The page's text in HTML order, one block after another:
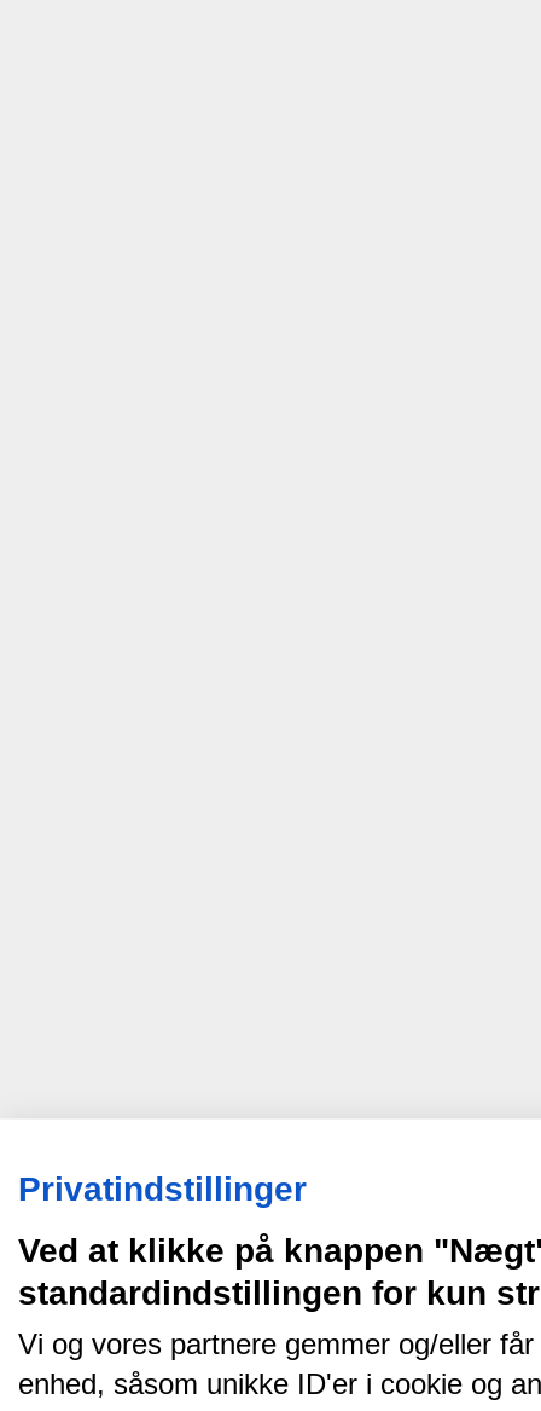
Privatindstillinger
Ved at klikke på knappen
standardindstillingen for kun
Vi og vores partnere gemmer og/eller
enhed, såsom unikke ID'er i cookie og